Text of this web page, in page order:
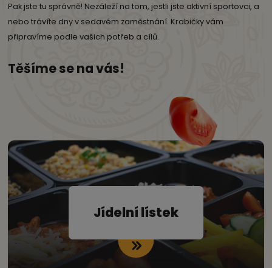
Pak jste tu správně! Nezáleží na tom, jestli jste aktivní sportovci, a
nebo trávíte dny v sedavém zaměstnání. Krabičky vám
připravíme podle vašich potřeb a cílů.
Těšíme se na vás!
Jídelní lístek